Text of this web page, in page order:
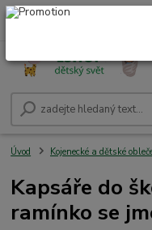
+420 604 278 943
Úvod Kojenecké a dětské
Kapsáře do
ramínko se